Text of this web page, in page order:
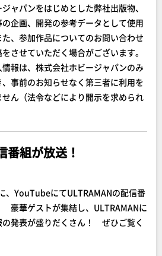
ャパンをはじめとした弊社出版物、
企画、開発の参考データとして使用
、参加作品についてのお問い合わせ
させていただく場合がございます。
報は、株式会社ホビージャパンのみ
事前のお知らせなく第三者に利用を
ん（法令などにより開示を求められ
番組が放送！
、YouTubeにてULTRAMANの配信番
豪華ゲストが集結し、ULTRAMANに
の発表が盛りだくさん！ ぜひご覧く